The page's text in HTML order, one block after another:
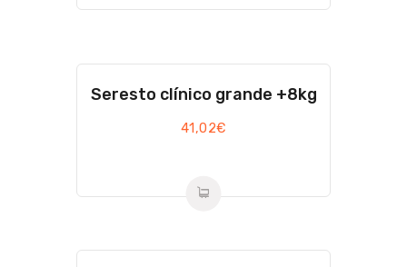
Seresto clínico grande +8kg
41,02€